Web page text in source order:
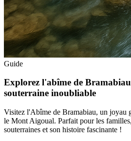
Guide
Explorez l'abîme de
souterraine inoubliable
Visitez l'Abîme de Bramabiau, un joyau
le Mont Aigoual. Parfait pour les
souterraines et son histoire fascinante !